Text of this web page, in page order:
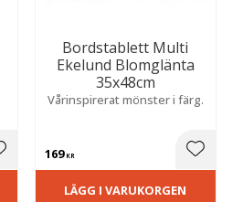
till i favoriter
Bordstablett Multi
Ekelund Blomglänta
35x48cm
Vårinspirerat mönster i färg.
169KR Lägg
LÄGG I VARUKORGEN